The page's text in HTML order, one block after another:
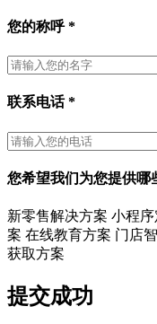
您的称呼*
联系电话*
您希望我们为您提供哪
新零售解决方案 小程
案 在线教育方案 门店
获取方案
提交成功